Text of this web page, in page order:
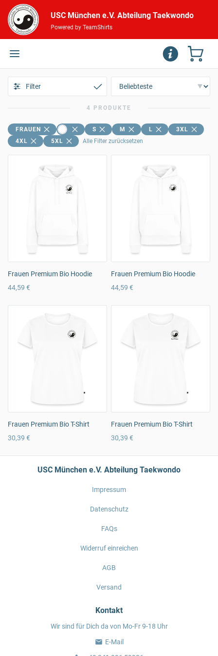
USC München e.V. Abteilung Taekwondo
Powered by TeamShirts
Filter
4 PRODUKTE
FRAUEN S M L
3XL
4XL
5XL Alle Filter zurücksetzen
Frauen Premium Bio Hoodie
44,59 €
Frauen Premium Bio Hoodie
44,59 €
Frauen Premium Bio T-Shirt
30,39 €
Frauen Premium Bio T-Shirt
30,39 €
USC München e.V. Abteilung Taekwondo
Impressum
Datenschutz
FAQs
Widerruf einreichen
AGB
Versand
Kontakt
Wir sind für Dich da von Mo-Fr 9-18 Uhr
E-Mail